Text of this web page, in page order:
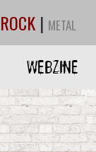
ROCK | METAL
WEBZINE